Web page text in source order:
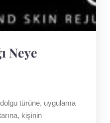
Neye
dolgu türüne, uygulama
kişinin